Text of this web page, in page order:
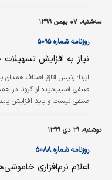
سه‌شنبه، ۰۷ بهمن ۱۳۹۹
روزنامه شماره ۵۰۹۵
نیاز به افزایش
ایرنا: رئیس اتاق اصناف همدان
صنفی آسیب‌دیده از کرونا در
به اصناف آسیب‌دیده را جبران
ضعیف اصناف از تسهیلات
است. رئیس اتاق اصناف همدان خاطرنشان
دوشنبه، ۲۹ دی ۱۳۹۹
روزنامه شماره ۵۰۸۸
اعلام نرم‌افزاری